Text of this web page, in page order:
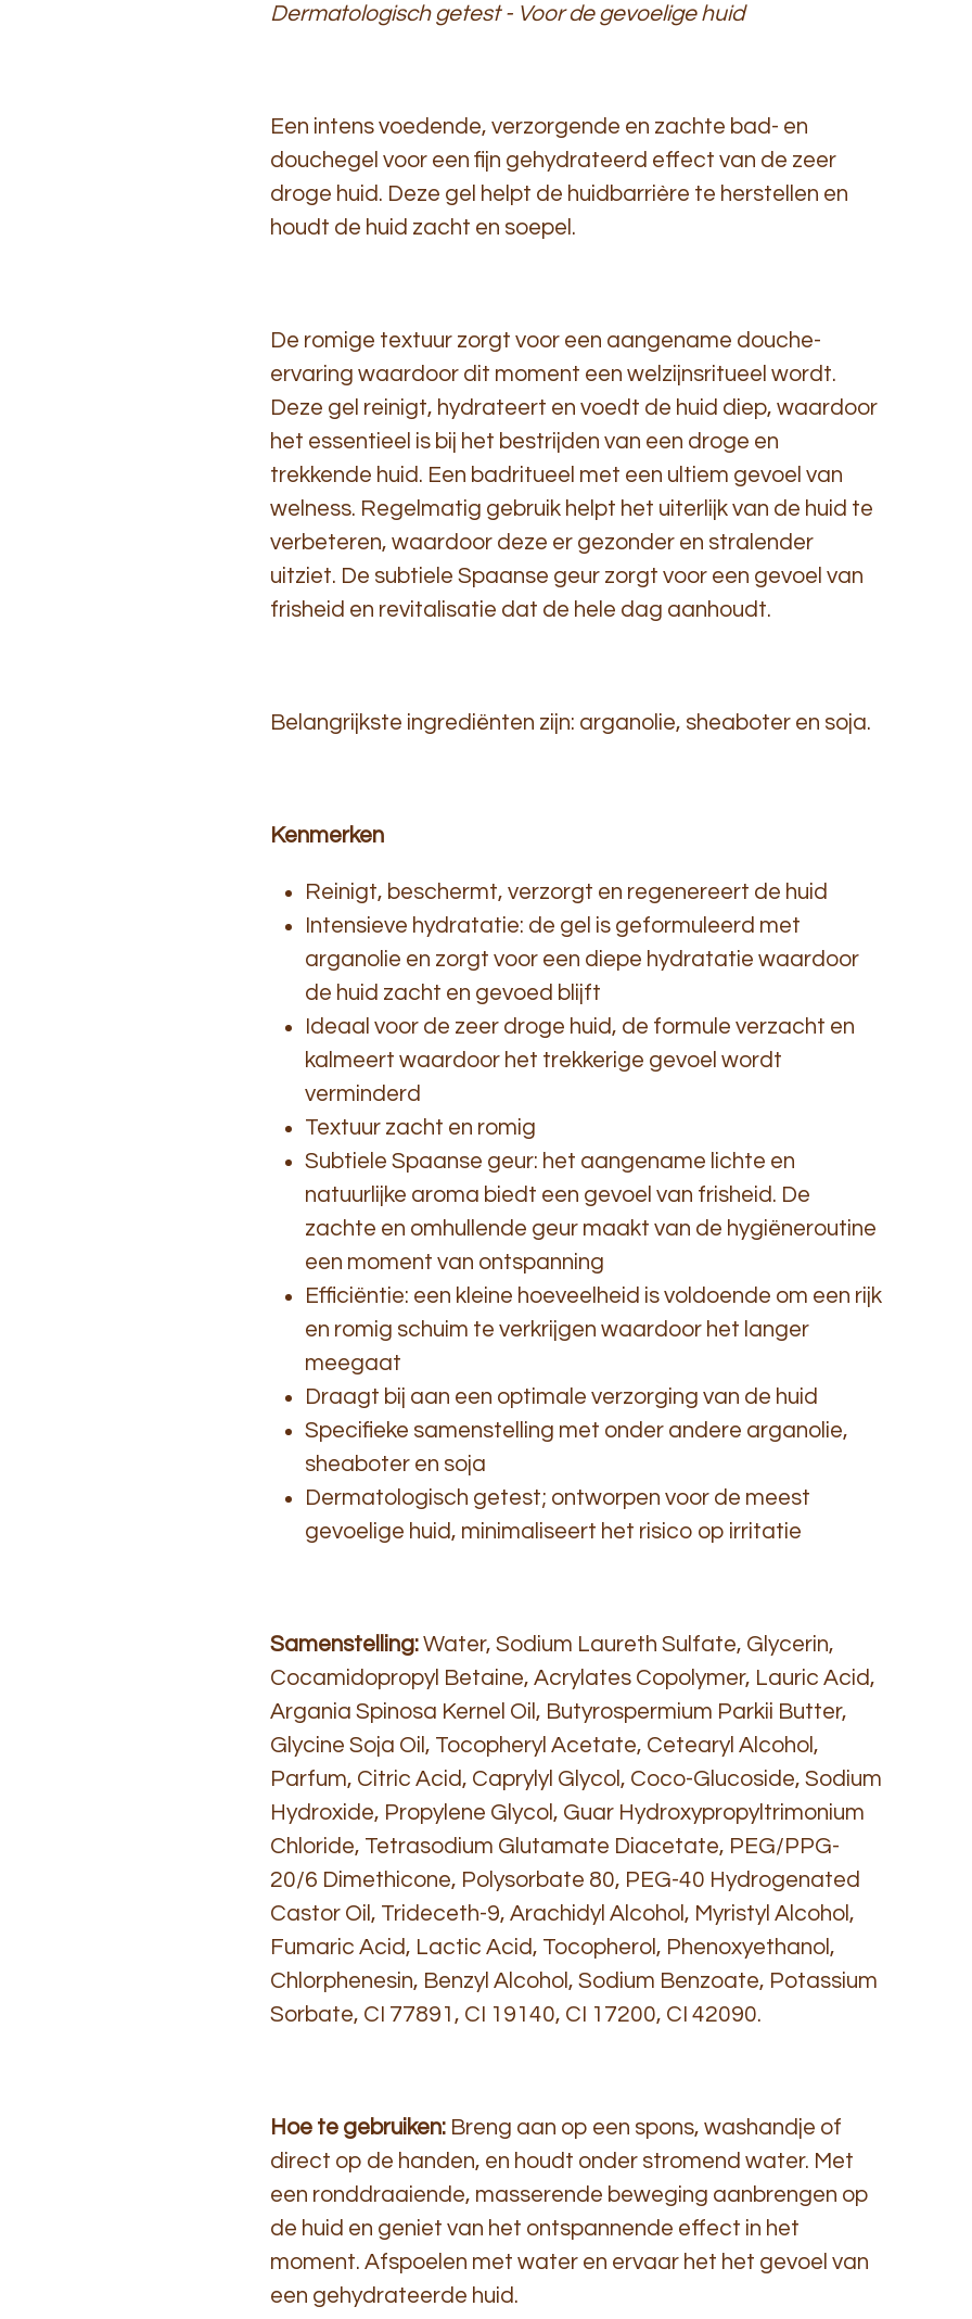
Dermatologisch getest - Voor de gevoelige huid
Een intens voedende, verzorgende en zachte bad- en
douchegel voor een fijn gehydrateerd effect van de zeer
droge huid. Deze gel helpt de huidbarrière te herstellen en
houdt de huid zacht en soepel.
De romige textuur zorgt voor een aangename douche-
ervaring waardoor dit moment een welzijnsritueel wordt.
Deze gel reinigt, hydrateert en voedt de huid diep, waardoor
het essentieel is bij het bestrijden van een droge en
trekkende huid. Een badritueel met een ultiem gevoel van
welness. Regelmatig gebruik helpt het uiterlijk van de huid te
verbeteren, waardoor deze er gezonder en stralender
uitziet. De subtiele Spaanse geur zorgt voor een gevoel van
frisheid en revitalisatie dat de hele dag aanhoudt.
Belangrijkste ingrediënten zijn: arganolie, sheaboter en soja.
Kenmerken
Reinigt, beschermt, verzorgt en regenereert de huid
Intensieve hydratatie: de gel is geformuleerd met
arganolie en zorgt voor een diepe hydratatie waardoor
de huid zacht en gevoed blijft
Ideaal voor de zeer droge huid, de formule verzacht en
kalmeert waardoor het trekkerige gevoel wordt
verminderd
Textuur zacht en romig
Subtiele Spaanse geur: het aangename lichte en
natuurlijke aroma biedt een gevoel van frisheid. De
zachte en omhullende geur maakt van de hygiëneroutine
een moment van ontspanning
Efficiëntie: een kleine hoeveelheid is voldoende om een rijk
en romig schuim te verkrijgen waardoor het langer
meegaat
Draagt bij aan een optimale verzorging van de huid
Specifieke samenstelling met onder andere arganolie,
sheaboter en soja
Dermatologisch getest; ontworpen voor de meest
gevoelige huid, minimaliseert het risico op irritatie
Samenstelling:Water, Sodium Laureth Sulfate, Glycerin,
Cocamidopropyl Betaine, Acrylates Copolymer, Lauric Acid,
Argania Spinosa Kernel Oil, Butyrospermium Parkii Butter,
Glycine Soja Oil, Tocopheryl Acetate, Cetearyl Alcohol,
Parfum, Citric Acid, Caprylyl Glycol, Coco-Glucoside, Sodium
Hydroxide, Propylene Glycol, Guar Hydroxypropyltrimonium
Chloride, Tetrasodium Glutamate Diacetate, PEG/PPG-
20/6 Dimethicone, Polysorbate 80, PEG-40 Hydrogenated
Castor Oil, Trideceth-9, Arachidyl Alcohol, Myristyl Alcohol,
Fumaric Acid, Lactic Acid, Tocopherol, Phenoxyethanol,
Chlorphenesin, Benzyl Alcohol, Sodium Benzoate, Potassium
Sorbate, CI 77891, CI 19140, CI 17200, CI 42090.
Hoe te gebruiken: Breng aan op een spons, washandje of
direct op de handen, en houdt onder stromend water. Met
een ronddraaiende, masserende beweging aanbrengen op
de huid en geniet van het ontspannende effect in het
moment. Afspoelen met water en ervaar het het gevoel van
een gehydrateerde huid.